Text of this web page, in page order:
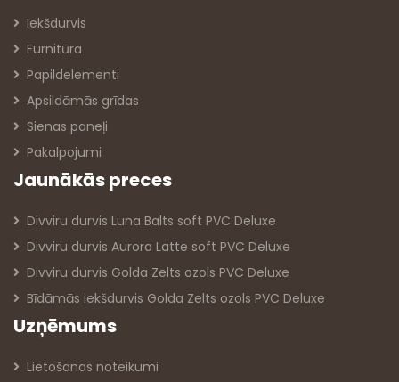
Iekšdurvis
Furnitūra
Papildelementi
Apsildāmās grīdas
Sienas paneļi
Pakalpojumi
Jaunākās preces
Divviru durvis Luna Balts soft PVC Deluxe
Divviru durvis Aurora Latte soft PVC Deluxe
Divviru durvis Golda Zelts ozols PVC Deluxe
Bīdāmās iekšdurvis Golda Zelts ozols PVC Deluxe
Uzņēmums
Lietošanas noteikumi